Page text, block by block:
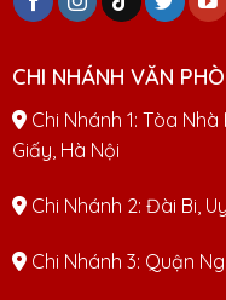
CHI NHÁNH VĂN
Chi Nhánh 1: Tòa Nhà
Giấy, Hà Nội
Chi Nhánh 2: Đài Bi,
Chi Nhánh 3: Quận